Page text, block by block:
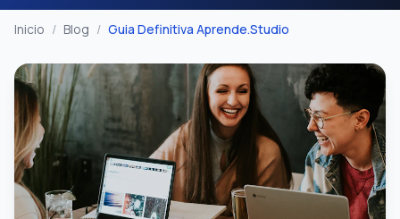
Inicio / Blog / Guia Definitiva Aprende.Studio